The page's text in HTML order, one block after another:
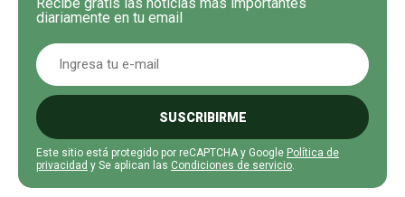
diariamente en tu email
SUSCRIBIRME
Este sitio está protegido por reCAPTCHA y Google Política de
privacidad y Se aplican las Condiciones de servicio.